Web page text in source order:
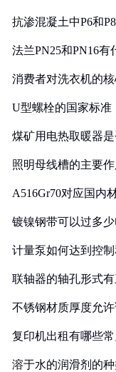
抗渗混凝土中P6和
法兰PN25和PN16有
消费者对洗衣机的
U型螺栓的国家标准
煤矿用电热取暖器
照明母线槽的主要
A516Gr70对应国内
镀镍钢带可以过多
计量泵如何达到控
联轴器的轴孔形式
不锈钢材质厚度允
复印机出租有哪些
溶于水的润滑剂的